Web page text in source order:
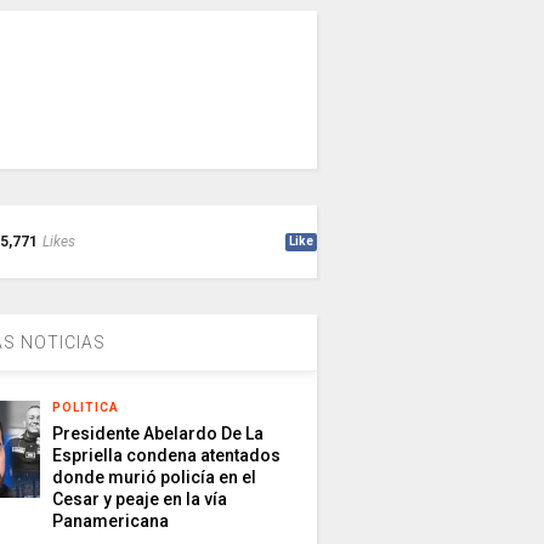
5,771 Likes Like
NOTICIAS
POLITICA
Presidente Abelardo De La
Espriella condena atentados
donde murió policía en el
Cesar y peaje en la vía
Panamericana